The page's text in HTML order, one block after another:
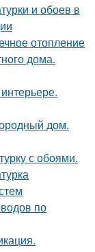
и обоев в
отопление
дома.
дом.
с обоями.
по